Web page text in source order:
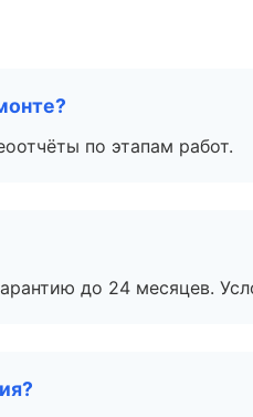
по этапам работ.
до 24 месяцев.